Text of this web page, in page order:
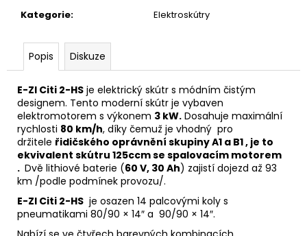
Kategorie: Elektroskútry
Popis Diskuze
E-ZI Citi 2-HS je elektrický skútr s módním čistým
designem. Tento moderní skútr je vybaven
elektromotorem s výkonem 3 kW. Dosahuje maximální
rychlosti 80 km/h, díky čemuž je vhodný pro
držitele řidičského oprávnění skupiny A1 a B1 , je to
ekvivalent skútru 125ccm se spalovacím motorem
. Dvě lithiové baterie (60 V, 30 Ah) zajistí dojezd až 93
km /podle podmínek provozu/.
E-ZI Citi 2-HS je osazen 14 palcovými koly s
pneumatikami 80/90 × 14″ a 90/90 × 14″.
o
p
č
u
e
m
e